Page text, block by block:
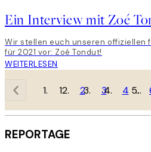
Ein Interview mit Zoé
Wir stellen euch unseren offiziellen
für 2021 vor: Zoé Tondut!
WEITERLESEN
1 2 3 4 …
REPORTAGE